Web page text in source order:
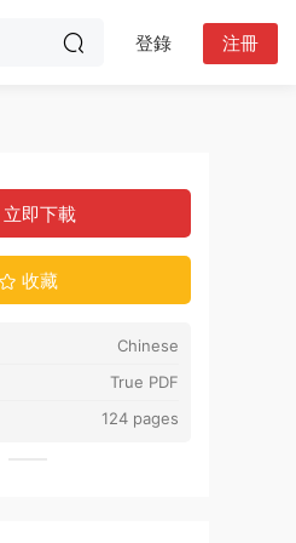
登錄 注冊
立即下載
收藏
Chinese
True PDF
124 pages